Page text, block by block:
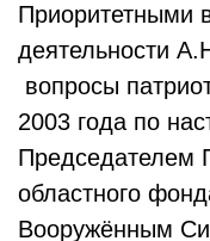
Приоритетными
деятельности
вопросы
2003 года по
Председателем
областного
Вооружённым